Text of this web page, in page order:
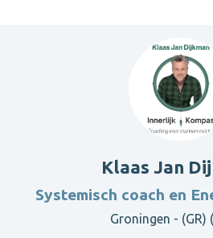
Klaas Jan
Systemisch coach en
Groningen - (GR)